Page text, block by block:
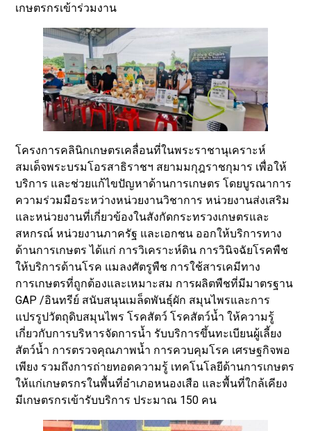
เกษตรกรเข้าร่วมงาน
โครงการคลินิกเกษตรเคลื่อนที่ในพระราชานุเคราะห์
สมเด็จพระบรมโอรสาธิราชฯ สยามมกุฎราชกุมาร เพื่อให้
บริการ และช่วยแก้ไขปัญหาด้านการเกษตร โดยบูรณาการ
ความร่วมมือระหว่างหน่วยงานวิชาการ หน่วยงานส่งเสริม
และหน่วยงานที่เกี่ยวข้องในสังกัดกระทรวงเกษตรและ
สหกรณ์ หน่วยงานภาครัฐ และเอกชน ออกให้บริการทาง
ด้านการเกษตร ได้แก่ การวิเคราะห์ดิน การวินิจฉัยโรคพืช
ให้บริการด้านโรค แมลงศัตรูพืช การใช้สารเคมีทาง
การเกษตรที่ถูกต้องและเหมาะสม การผลิตพืชที่มีมาตรฐาน
GAP /อินทรีย์ สนับสนุนเมล็ดพันธุ์ผัก สมุนไพรและการ
แปรรูปวัตถุดิบสมุนไพร โรคสัตว์ โรคสัตว์น้ำ ให้ความรู้
เกี่ยวกับการบริหารจัดการน้ำ รับบริการขึ้นทะเบียนผู้เลี้ยง
สัตว์น้ำ การตรวจคุณภาพน้ำ การควบคุมโรค เศรษฐกิจพอ
เพียง รวมถึงการถ่ายทอดความรู้ เทคโนโลยีด้านการเกษตร
ให้แก่เกษตรกรในพื้นที่อำเภอหนองเสือ และพื้นที่ใกล้เคียง
มีเกษตรกรเข้ารับบริการ ประมาณ 150 คน